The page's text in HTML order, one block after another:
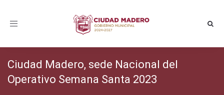
Toggle
Ciudad Madero, sede Nacional del
Operativo Semana Santa 2023